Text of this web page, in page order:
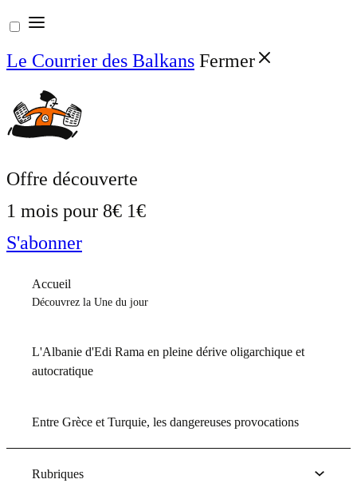
Aller
au
contenu
Le Courrier des Balkans Fermer
Offre découverte
1 mois pour 8€ 1€
S'abonner
Accueil
Découvrez la Une du jour
L'Albanie d'Edi Rama en pleine dérive oligarchique et
autocratique
Entre Grèce et Turquie, les dangereuses provocations
Rubriques